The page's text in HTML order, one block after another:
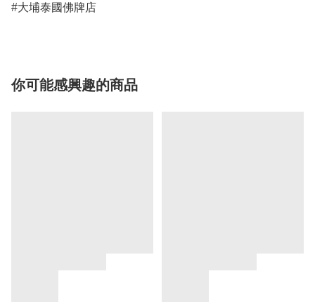
#大埔泰國佛牌店
你可能感興趣的商品